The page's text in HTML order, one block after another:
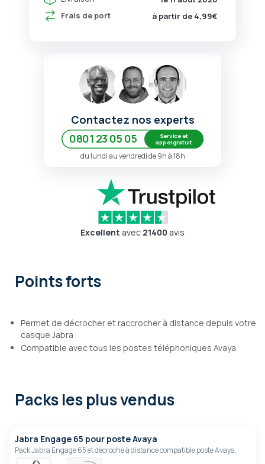
Frais de port
à partir de 4,99€
Contactez nos experts
0801 23 05 05
Service et
appel gratuit
du lundi au vendredi de 9h à 18h
Excellent avec 21400 avis
Points forts
Permet de décrocher et raccrocher à distance depuis votre
casque Jabra
Compatible avec tous les postes téléphoniques Avaya
Packs les plus vendus
Jabra Engage 65 pour poste Avaya
Pack Jabra Engage 65 et décroché à distance compatible poste Avaya.